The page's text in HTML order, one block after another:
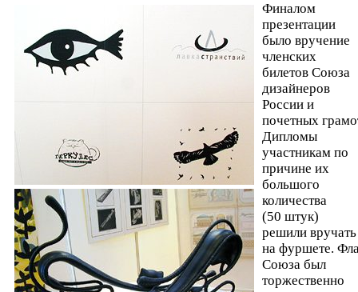
Финалом
презентации
было вручение
членских
билетов Союза
дизайнеров
России и
почетных
Дипломы
участникам по
причине их
большого
количества
(50 штук)
решили вручать
на фуршете.
Союза был
торжественно